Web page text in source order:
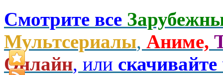
Смотрите все
Мультсериалы, Аниме,
Онлайн, или скачивайте